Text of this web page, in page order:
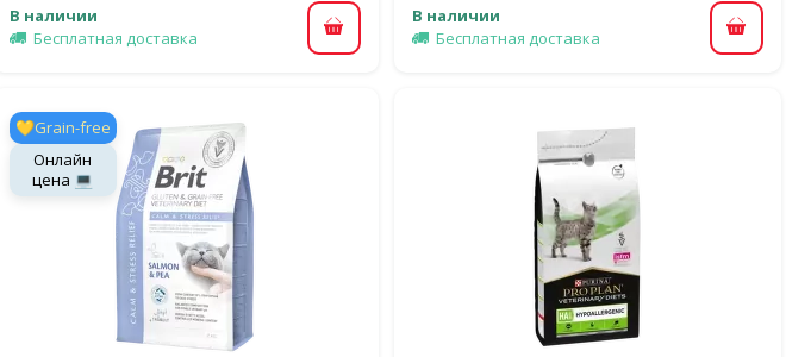
В наличии
Бесплатная доставка
В корзину
В наличии
Бесплатная доставка
В
💛Grain-free
Онлайн
цена 💻